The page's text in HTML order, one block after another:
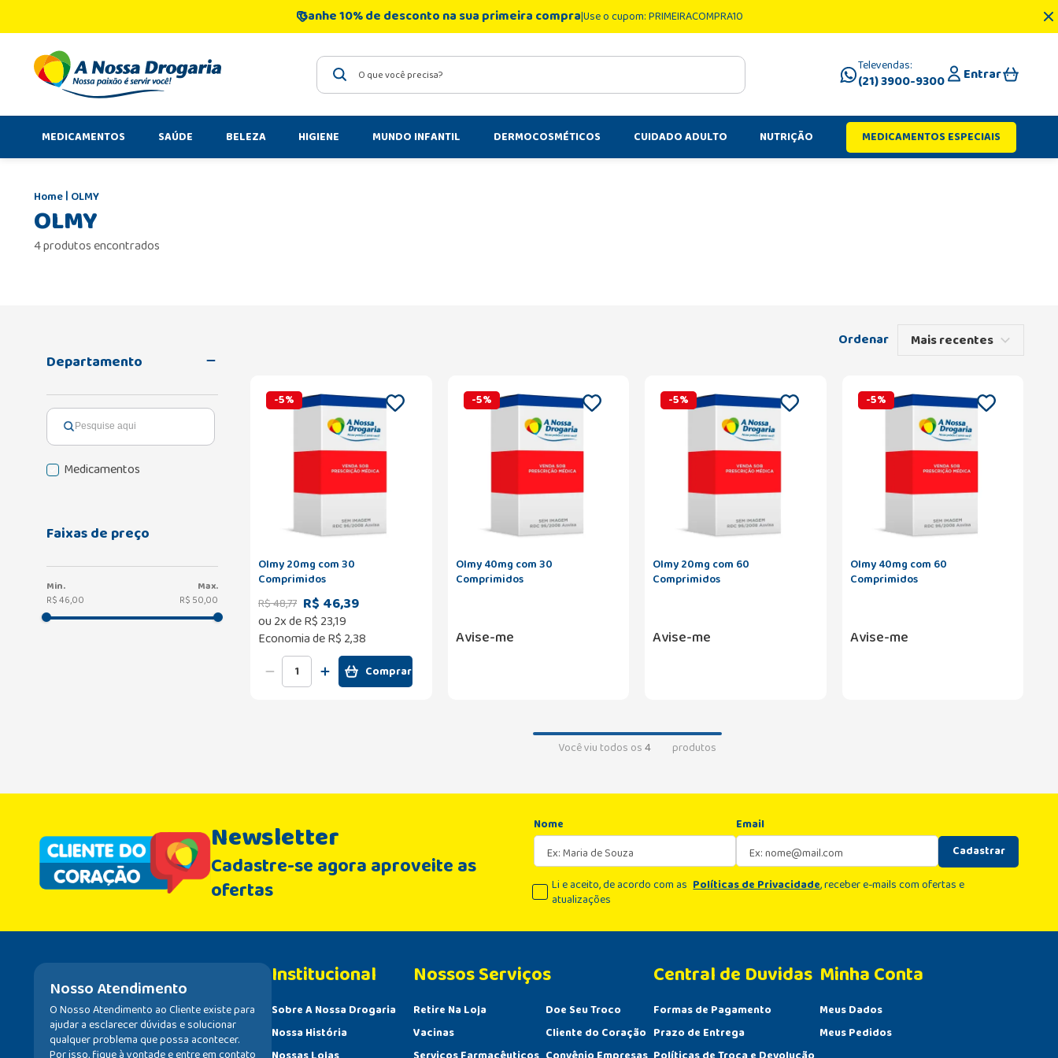
Ganhe 10% de desconto na sua primeira compraUse o cupom: PRIMEIRACOMPRA10
O que você precisa? Televendas:
(21) 3900-9300 Entrar
MEDICAMENTOS SAÚDE BELEZA HIGIENE MUNDO INFANTIL DERMOCOSMÉTICOS CUIDADO ADULTO NUTRIÇÃO MEDICAMENTOS ESPECIAIS
OLMY
OLMY
4 produtos encontrados
Departamento
Medicamentos
Faixas de preço
R$ 46,00 R$ 50,00
Mais recentes
-5%
Olmy 20mg com 30
Comprimidos
R$48,77 R$ 46,39
ou 2x deR$ 23,19
Economia deR$ 2,38
Comprar
-5%
Olmy 40mg com 30
Comprimidos
Avise-me
-5%
Olmy 20mg com 60
Comprimidos
Avise-me
-5%
Olmy 40mg com 60
Comprimidos
Avise-me
Você viu todos os4 produtos
Newsletter
Cadastre-se agora aproveite as
ofertas
Nome
Email
Cadastrar
Li e aceito, de acordo com as Políticas de Privacidade, receber e-mails com ofertas e
atualizações
Nosso Atendimento
O Nosso Atendimento ao Cliente existe para
ajudar a esclarecer dúvidas e solucionar
qualquer problema que possa acontecer.
Institucional
Sobre A Nossa Drogaria
Nossa História
Retire Na Loja
Vacinas
Doe Seu Troco
Cliente do Coração
Central de Duvidas
Formas de Pagamento
Prazo de Entrega
Minha Conta
Meus Dados
Meus Pedidos